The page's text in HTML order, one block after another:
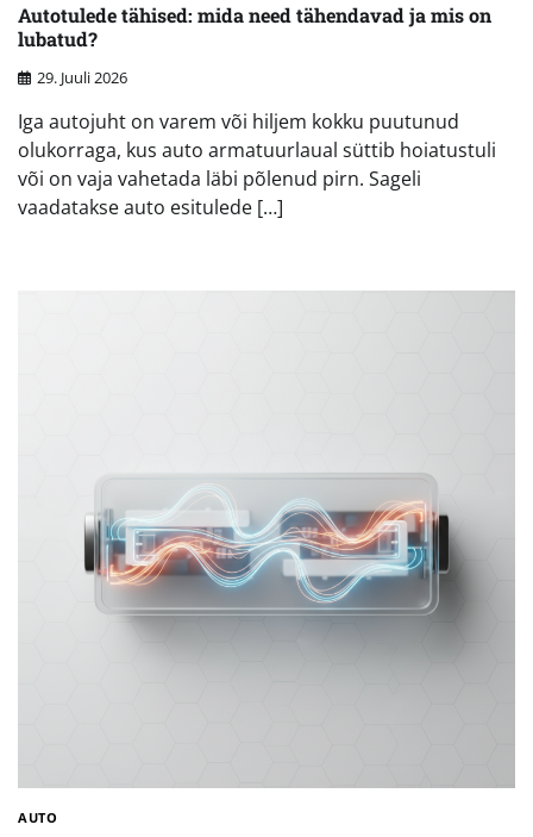
Autotulede tähised: mida need tähendavad ja mis on
lubatud?
29. Juuli 2026
Iga autojuht on varem või hiljem kokku puutunud
olukorraga, kus auto armatuurlaual süttib hoiatustuli
või on vaja vahetada läbi põlenud pirn. Sageli
vaadatakse auto esitulede […]
AUTO